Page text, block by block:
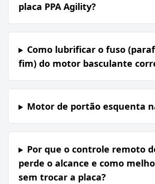
placa PPA Agility?
Como lubrificar o fuso
fim) do motor basculante
Motor de portão esquenta
Por que o controle remoto
perde o alcance e como
sem trocar a placa?